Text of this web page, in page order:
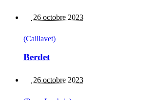
26 octobre 2023
(Caillavet)
Berdet
26 octobre 2023